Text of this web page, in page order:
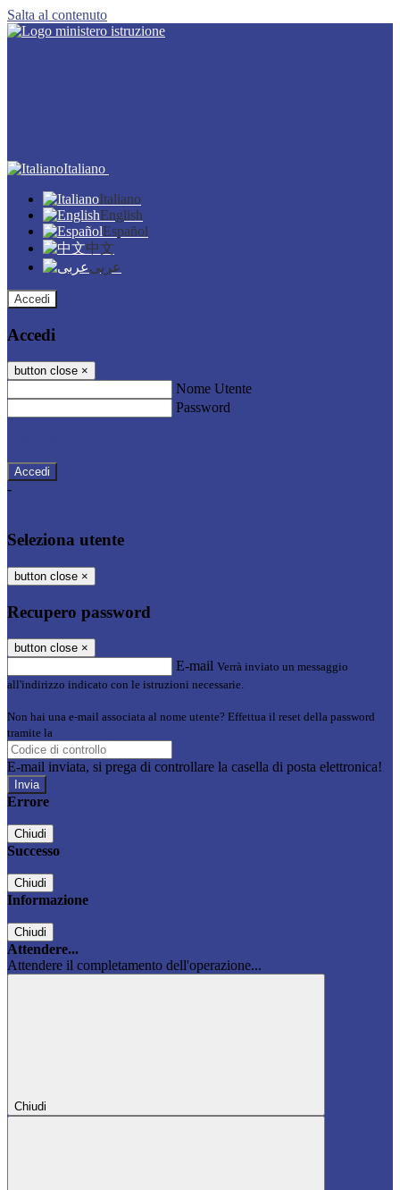
Salta al contenuto
Italiano
Italiano
English
Español
中文
عربى
Accedi
Accedi
button close ×
Nome Utente
Password
-
Seleziona utente
button close ×
Recupero password
button close ×
E-mail Verrà inviato un messaggio
all'indirizzo indicato con le istruzioni necessarie.
Non hai una e-mail associata al nome utente? Effettua il reset della password
tramite la
E-mail inviata, si prega di controllare la casella di posta elettronica!
Errore
Chiudi
Successo
Chiudi
Informazione
Chiudi
Attendere...
Attendere il completamento dell'operazione...
Chiudi